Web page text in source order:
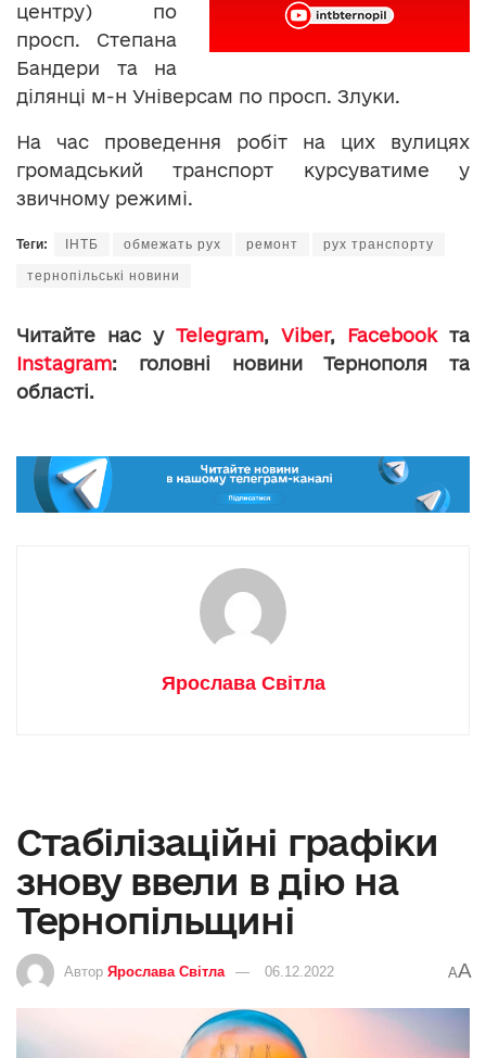
центру) по
просп. Степана
Бандери та на
ділянці м-н Універсам по просп. Злуки.
На час проведення робіт на цих вулицях
громадський транспорт курсуватиме у
звичному режимі.
Теги: ІНТБ обмежать рух ремонт рух транспорту
тернопільські новини
Читайте нас у Telegram, Viber, Facebookта
Instagram: головні новини Тернополя та
області.
Ярослава Світла
Стабілізаційні графіки
знову ввели в дію на
Тернопільщині
Автор Ярослава Світла 06.12.2022 AA